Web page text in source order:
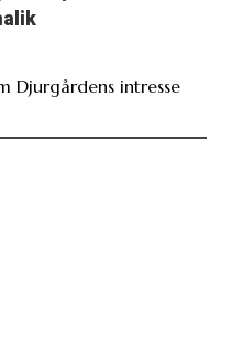
Djurgårdens intresse